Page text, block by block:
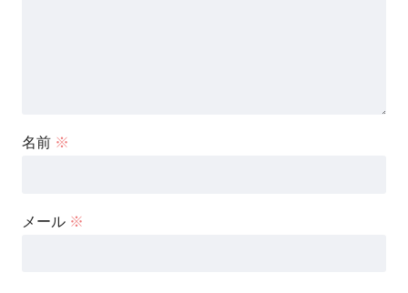
名前 ※
メール ※